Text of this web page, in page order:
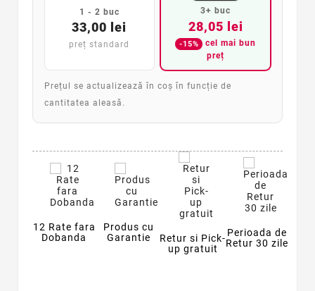
1 - 2 buc
33,00 lei
preț standard
3+ buc
28,05 lei
-15%
cel mai bun
preț
Prețul se actualizează în coș în funcție de
cantitatea aleasă.
12 Rate fara
Dobanda
Produs cu
Garantie
Retur si Pick-
up gratuit
Perioada de
Retur 30 zile